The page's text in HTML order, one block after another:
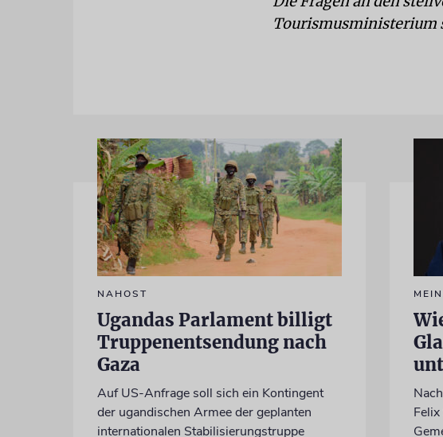
Tourismusministerium
NAHOST
Ugandas Parlament billigt
Truppenentsendung nach
Gaza
Auf US-Anfrage soll sich ein Kontingent
der ugandischen Armee der geplanten
internationalen Stabilisierungstruppe